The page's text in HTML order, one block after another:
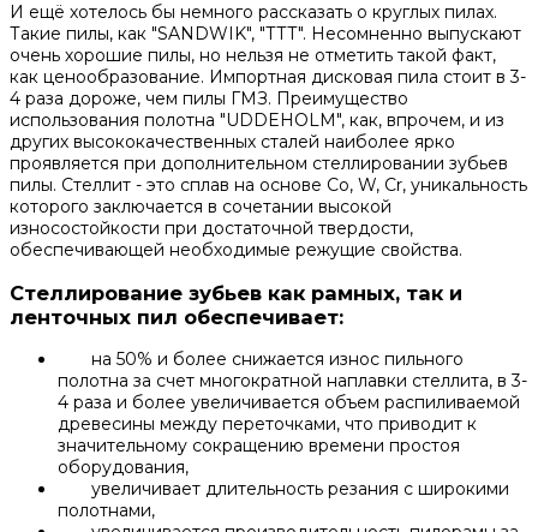
И ещё хотелось бы немного рассказать о круглых пилах.
Такие пилы, как "SANDWIK", "ТТТ". Несомненно выпускают
очень хорошие пилы, но нельзя не отметить такой факт,
как ценообразование. Импортная дисковая пила стоит в 3-
4 раза дороже, чем пилы ГМЗ. Преимущество
использования полотна "UDDEHOLM", как, впрочем, и из
других высококачественных сталей наиболее ярко
проявляется при дополнительном стеллировании зубьев
пилы. Стеллит - это сплав на основе Co, W, Cr, уникальность
которого заключается в сочетании высокой
износостойкости при достаточной твердости,
обеспечивающей необходимые режущие свойства.
Стеллирование зубьев как рамных, так и
ленточных пил обеспечивает:
на 50% и более снижается износ пильного
полотна за счет многократной наплавки стеллита, в 3-
4 раза и более увеличивается объем распиливаемой
древесины между переточками, что приводит к
значительному сокращению времени простоя
оборудования,
увеличивает длительность резания с широкими
полотнами,